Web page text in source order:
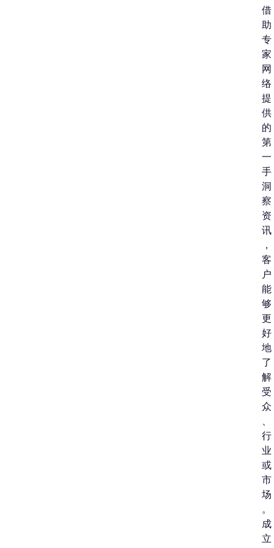
借
助
专
家
网
络
提
供
的
第
一
手
洞
察
资
讯
，
客
户
能
够
更
好
地
了
解
受
众
、
行
业
或
市
场
。
成
立